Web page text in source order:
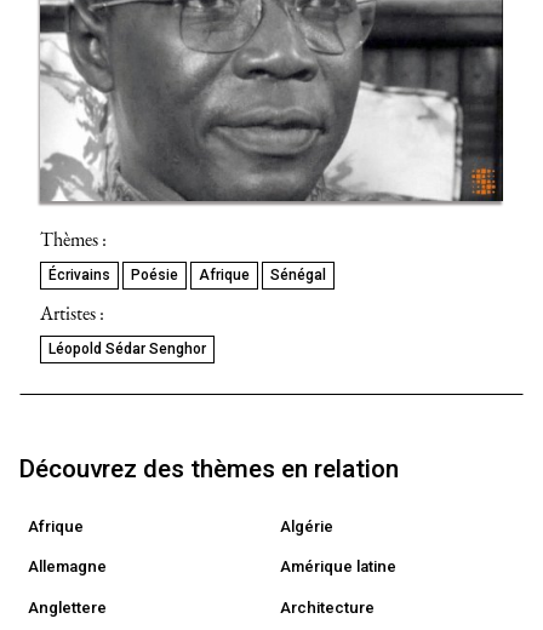
Thèmes :
Écrivains Poésie Afrique Sénégal
Artistes :
Léopold Sédar Senghor
Découvrez des thèmes en relation
Afrique Algérie
Allemagne Amérique latine
Anglettere Architecture